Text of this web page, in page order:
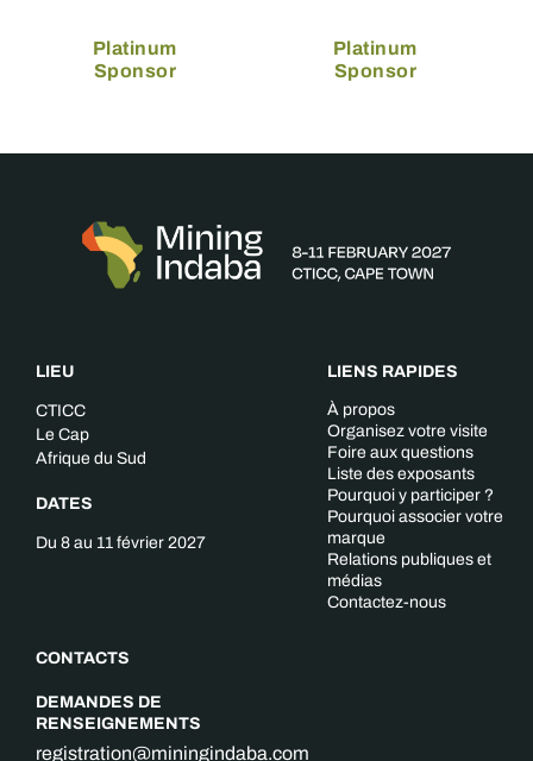
Platinum
Sponsor
Platinum
Sponsor
LIEU
CTICC
Le Cap
Afrique du Sud
DATES
Du 8 au 11 février 2027
CONTACTS
DEMANDES DE
RENSEIGNEMENTS
registration@miningindaba.com
LIENS RAPIDES
À propos
Organisez votre visite
Foire aux questions
Liste des exposants
Pourquoi y participer ?
Pourquoi associer votre
marque
Relations publiques et
médias
Contactez-nous